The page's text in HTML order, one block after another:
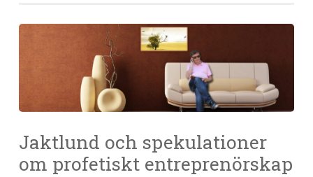
Jaktlund och spekulationer
om profetiskt entreprenörskap